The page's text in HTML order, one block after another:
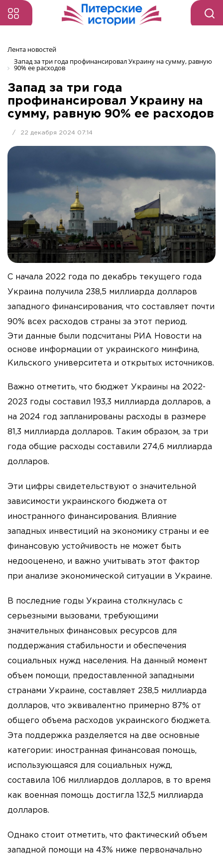
Лента новостей
Запад за три года профинансировал Украину на сумму, равную
90% ее расходов
Запад за три года
профинансировал Украину на
сумму, равную 90% ее расходов
/ 22 декабря 2024 07:14
С начала 2022 года по декабрь текущего года
Украина получила 238,5 миллиарда долларов
западного финансирования, что составляет почти
90% всех расходов страны за этот период.
Эти данные были подсчитаны РИА Новости на
основе информации от украинского минфина,
Кильского университета и открытых источников.
Важно отметить, что бюджет Украины на 2022-
2023 годы составил 193,3 миллиарда долларов, а
на 2024 год запланированы расходы в размере
81,3 миллиарда долларов. Таким образом, за три
года общие расходы составили 274,6 миллиарда
долларов.
Эти цифры свидетельствуют о значительной
зависимости украинского бюджета от
иностранного финансирования. Влияние
западных инвестиций на экономику страны и ее
финансовую устойчивость не может быть
недооценено, и важно учитывать этот фактор
при анализе экономической ситуации в Украине.
В последние годы Украина столкнулась с
серьезными вызовами, требующими
значительных финансовых ресурсов для
поддержания стабильности и обеспечения
социальных нужд населения. На данный момент
объем помощи, предоставленной западными
странами Украине, составляет 238,5 миллиарда
долларов, что эквивалентно примерно 87% от
общего объема расходов украинского бюджета.
Эта поддержка разделяется на две основные
категории: иностранная финансовая помощь,
использующаяся для социальных нужд,
составила 106 миллиардов долларов, в то время
как военная помощь достигла 132,5 миллиарда
долларов.
Однако стоит отметить, что фактический объем
западной помощи на 43% ниже первоначально